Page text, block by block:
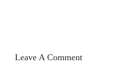
Leave A Comment